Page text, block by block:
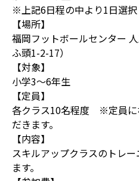
※上記6日程の中より1日選択
【場所】
福岡フットボールセンター
ふ頭1-2-17）
【対象】
小学3～6年生
【定員】
各クラス10名程度 ※定員に
だきます。
【内容】
スキルアップクラスのトレ
ます。